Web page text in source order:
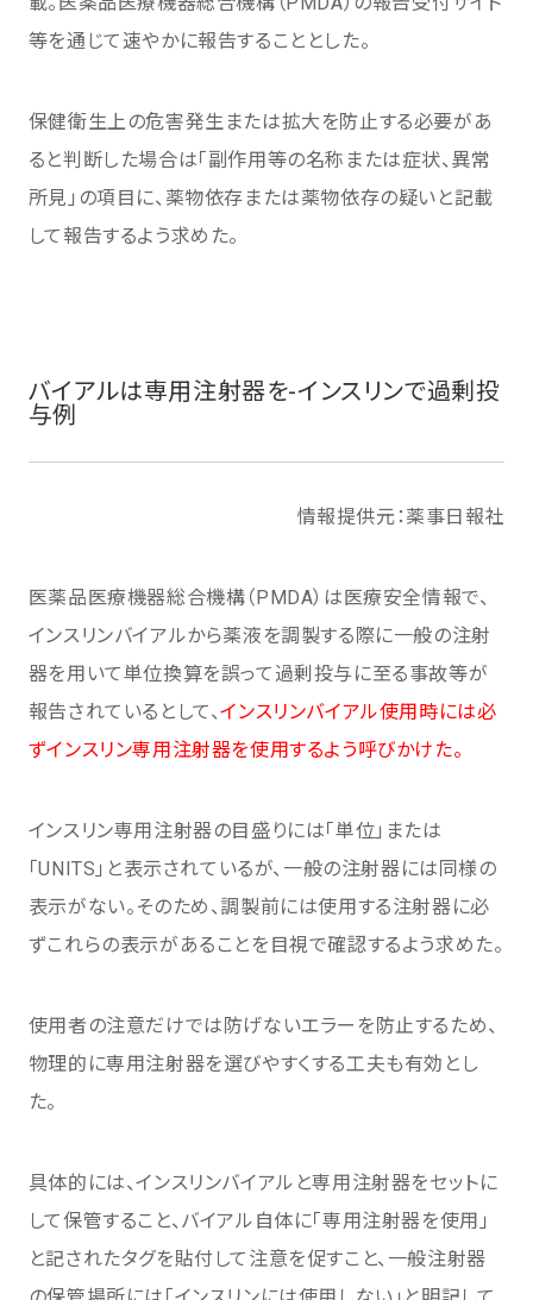
等を通じて速やかに報告することとした。
保健衛生上の危害発生または拡大を防止する必要があ
ると判断した場合は「副作用等の名称または症状、異常
所見」の項目に、薬物依存または薬物依存の疑いと記載
して報告するよう求めた。
バイアルは専用注射器を-インスリンで過剰投
与例
情報提供元：薬事日報社
医薬品医療機器総合機構（PMDA）は医療安全情報で、
インスリンバイアルから薬液を調製する際に一般の注射
器を用いて単位換算を誤って過剰投与に至る事故等が
報告されているとして、インスリンバイアル使用時には必
ずインスリン専用注射器を使用するよう呼びかけた。
インスリン専用注射器の目盛りには「単位」または
「UNITS」と表示されているが、一般の注射器には同様の
表示がない。そのため、調製前には使用する注射器に必
ずこれらの表示があることを目視で確認するよう求めた。
使用者の注意だけでは防げないエラーを防止するため、
物理的に専用注射器を選びやすくする工夫も有効とし
た。
具体的には、インスリンバイアルと専用注射器をセットに
して保管すること、バイアル自体に「専用注射器を使用」
と記されたタグを貼付して注意を促すこと、一般注射器